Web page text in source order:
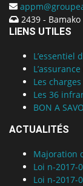
2439 - Bamako
LIENS UTILES
L’essentiel
Les
Les 36
BON A
ACTUALITÉS
Majoration
Loi n-
Loi n-2017-